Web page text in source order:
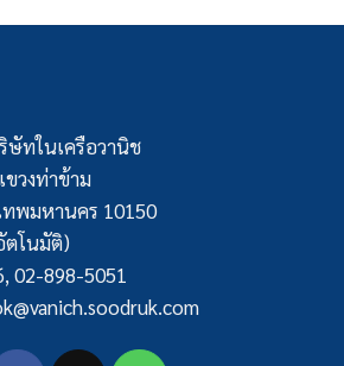
ทในเครือวานิช
วงท่าข้าม
ทพมหานคร 10150
ตโนมัติ)
02-898-5051